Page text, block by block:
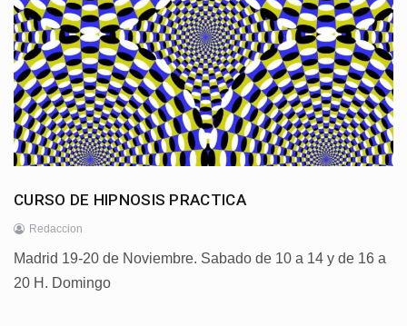
CURSO DE HIPNOSIS PRACTICA
Redaccion
Madrid 19-20 de Noviembre. Sabado de 10 a 14 y de 16 a
20 H. Domingo